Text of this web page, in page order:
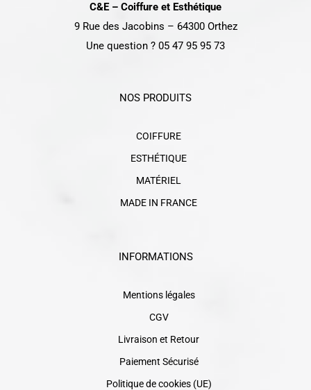
C&E – Coiffure et Esthétique
9 Rue des Jacobins – 64300 Orthez
Une question ? 05 47 95 95 73
NOS PRODUITS
COIFFURE
ESTHÉTIQUE
MATÉRIEL
MADE IN FRANCE
INFORMATIONS
Mentions légales
CGV
Livraison et Retour
Paiement Sécurisé
Politique de cookies (UE)